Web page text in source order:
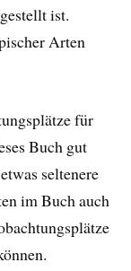
ist.
Arten
für
Buch gut
seltenere
im Buch auch